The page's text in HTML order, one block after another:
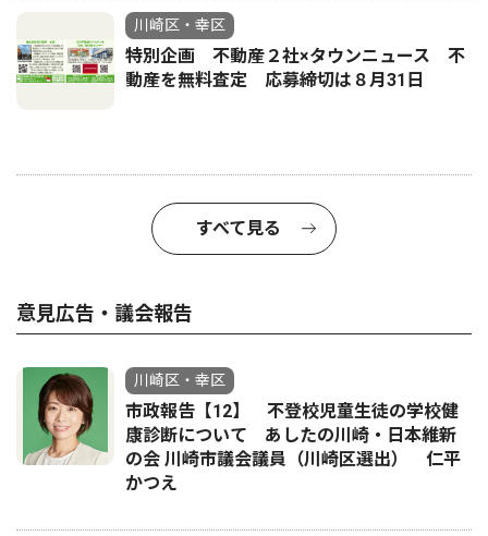
川崎区・幸区
特別企画 不動産２社×タウンニュース 不
動産を無料査定 応募締切は８月31日
すべて見る
意見広告・議会報告
川崎区・幸区
市政報告【12】 不登校児童生徒の学校健
康診断について あしたの川崎・日本維新
の会 川崎市議会議員（川崎区選出） 仁平
かつえ